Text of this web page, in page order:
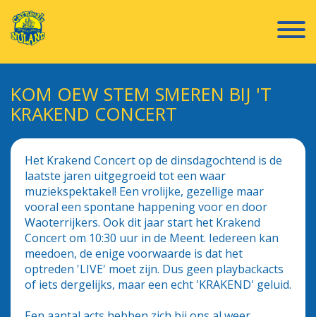
KOM OEW STEM SMEREN BIJ 'T
KRAKEND CONCERT
Het Krakend Concert op de dinsdagochtend is de
laatste jaren uitgegroeid tot een waar
muziekspektakel! Een vrolijke, gezellige maar
vooral een spontane happening voor en door
Waoterrijkers. Ook dit jaar start het Krakend
Concert om 10:30 uur in de Meent. Iedereen kan
meedoen, de enige voorwaarde is dat het
optreden 'LIVE' moet zijn. Dus geen playbackacts
of iets dergelijks, maar een echt 'KRAKEND' geluid.